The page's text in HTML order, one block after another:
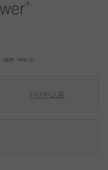
（携帯・PHS 可）
FAX申込書